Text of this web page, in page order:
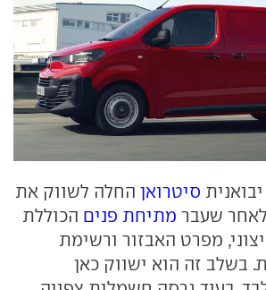
יבואנית סיטרואן החלה לשווק את
שעבר מתיחת פנים הכוללת
מפרט האבזור ורשימת
בשלב זה הוא ישווק כאן